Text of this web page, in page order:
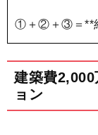
①＋②＋③＝**
建築費
ョン